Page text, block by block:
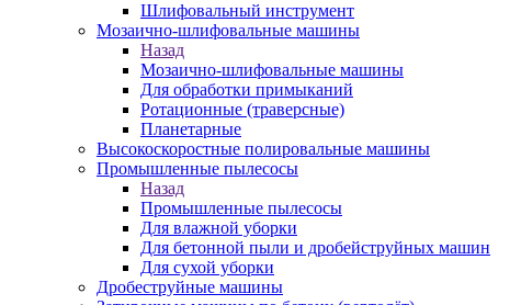
Шлифовальный инструмент
Мозаично-шлифовальные машины
Назад
Мозаично-шлифовальные машины
Для обработки примыканий
Ротационные (траверсные)
Планетарные
Высокоскоростные полировальные машины
Промышленные пылесосы
Назад
Промышленные пылесосы
Для влажной уборки
Для бетонной пыли и дробейструйных машин
Для сухой уборки
Дробеструйные машины